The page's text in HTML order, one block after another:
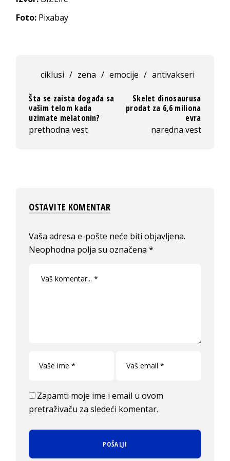
Foto: Pixabay
ciklusi / zena / emocije / antivakseri
Šta se zaista događa sa
vašim telom kada
uzimate melatonin?
prethodna vest
Skelet dinosaurusa
prodat za 6,6 miliona
evra
naredna vest
OSTAVITE KOMENTAR
Vaša adresa e-pošte neće biti objavljena.
Neophodna polja su označena*
Zapamti moje ime i email u ovom
pretraživaču za sledeći komentar.